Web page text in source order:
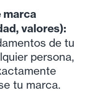
marca
valores):
de tu
persona,
tu marca.